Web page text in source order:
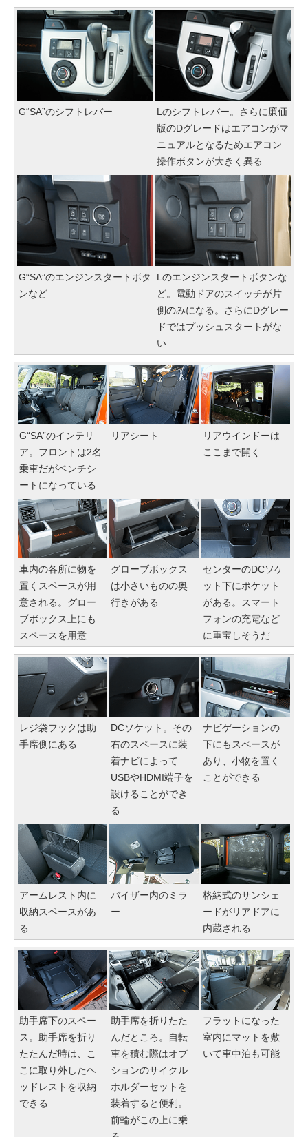
G“SA”のシフトレバー
Lのシフトレバー。さらに廉価
版のDグレードはエアコンがマ
ニュアルとなるためエアコン
操作ボタンが大きく異る
G“SA”のエンジンスタートボタ
ンなど
Lのエンジンスタートボタンな
ど。電動ドアのスイッチが片
側のみになる。さらにDグレー
ドではプッシュスタートがな
い
G“SA”のインテリ
ア。フロントは2名
乗車だがベンチシ
ートになっている
リアシート
リアウインドーは
ここまで開く
車内の各所に物を
置くスペースが用
意される。グロー
ブボックス上にも
スペースを用意
グローブボックス
は小さいものの奥
行きがある
センターのDCソケ
ット下にポケット
がある。スマート
フォンの充電など
に重宝しそうだ
レジ袋フックは助
手席側にある
DCソケット。その
右のスペースに装
着ナビによって
USBやHDMI端子を
設けることができ
る
ナビゲーションの
下にもスペースが
あり、小物を置く
ことができる
アームレスト内に
収納スペースがあ
る
バイザー内のミラ
ー
格納式のサンシェ
ードがリアドアに
内蔵される
助手席下のスペー
ス。助手席を折り
たたんだ時は、こ
こに取り外したヘ
ッドレストを収納
できる
助手席を折りたた
んだところ。自転
車を積む際はオプ
ションのサイクル
ホルダーセットを
装着すると便利。
前輪がこの上に乗
フラットになった
室内にマットを敷
いて車中泊も可能